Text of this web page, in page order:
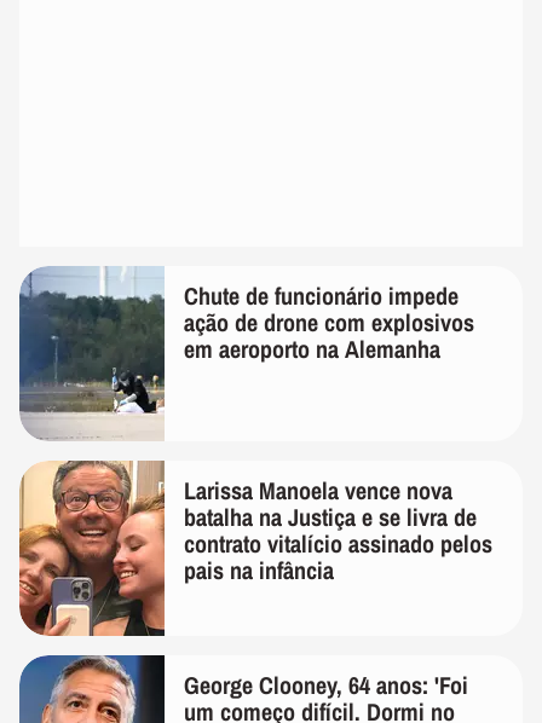
Chute de funcionário impede
ação de drone com explosivos
em aeroporto na Alemanha
Larissa Manoela vence nova
batalha na Justiça e se livra de
contrato vitalício assinado pelos
pais na infância
George Clooney, 64 anos: 'Foi
um começo difícil. Dormi no